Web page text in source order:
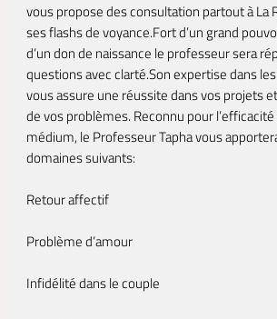
vous propose des consultation partout à La
ses flashs de voyance.Fort d’un grand
d’un don de naissance le professeur sera
questions avec clarté.Son expertise dans
vous assure une réussite dans vos projets
de vos problèmes. Reconnu pour
médium, le Professeur Tapha vous
domaines suivants:
Retour affectif
Problème d’amour
Infidélité dans le couple